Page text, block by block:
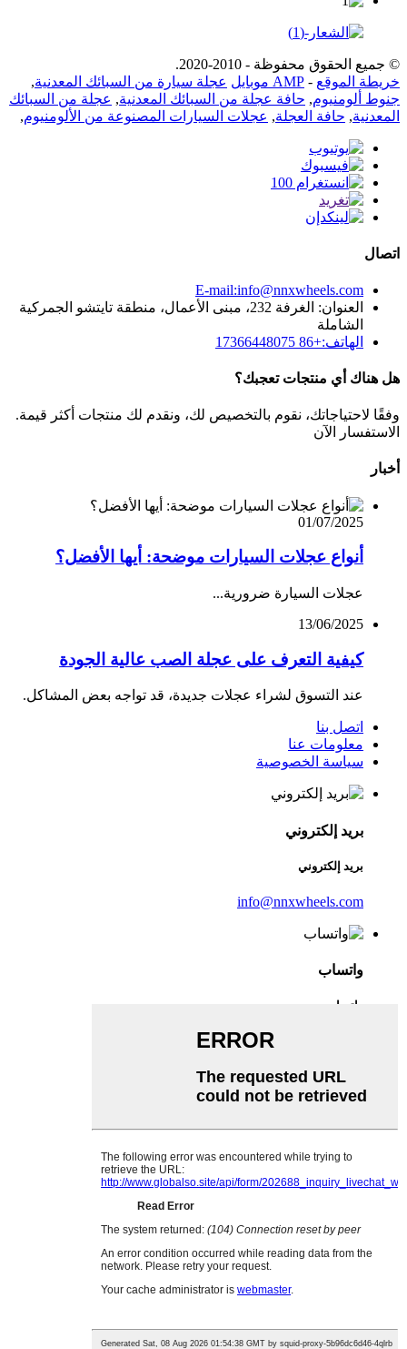
© جميع الحقوق محفوظة - 2010-2020.
خريطة الموقع - AMP موبايل عجلة سيارة من السبائك المعدنية,
جنوط ألومنيوم, حافة عجلة من السبائك المعدنية, عجلة من السبائك
المعدنية, حافة العجلة, عجلات السيارات المصنوعة من الألومنيوم,
اتصال
E-mail:info@nnxwheels.com
العنوان: الغرفة 232، مبنى الأعمال، منطقة تايتشو الجمركية
الشاملة
الهاتف:+86 17366448075
هل هناك أي منتجات تعجبك؟
وفقًا لاحتياجاتك، نقوم بالتخصيص لك، ونقدم لك منتجات أكثر قيمة.
الاستفسار الآن
أخبار
01/07/2025
أنواع عجلات السيارات موضحة: أيها الأفضل؟
عجلات السيارة ضرورية...
13/06/2025
كيفية التعرف على عجلة الصب عالية الجودة
عند التسوق لشراء عجلات جديدة، قد تواجه بعض المشاكل.
اتصل بنا
معلومات عنا
سياسة الخصوصية
بريد إلكتروني
بريد إلكتروني
info@nnxwheels.com
واتساب
واتساب
وي تشات
English
French
Spanish
Russian
Japanese
Italian
Burmese